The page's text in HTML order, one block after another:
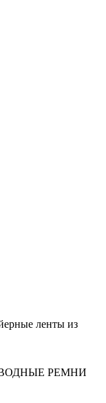
ленты из
РЕМНИ